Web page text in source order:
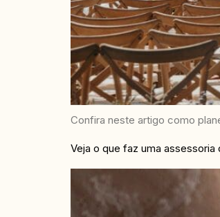
Confira neste artigo como
Veja o que faz uma